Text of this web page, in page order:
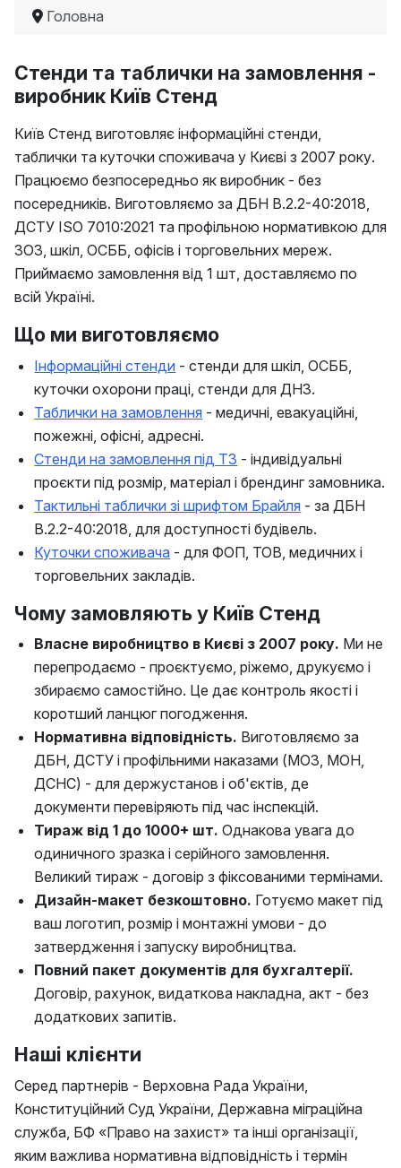
Головна
Стенди та таблички на замовлення -
виробник Київ Стенд
Київ Стенд виготовляє інформаційні стенди,
таблички та куточки споживача у Києві з 2007 року.
Працюємо безпосередньо як виробник - без
посередників. Виготовляємо за ДБН В.2.2-40:2018,
ДСТУ ISO 7010:2021 та профільною нормативкою для
ЗОЗ, шкіл, ОСББ, офісів і торговельних мереж.
Приймаємо замовлення від 1 шт, доставляємо по
всій Україні.
Що ми виготовляємо
Інформаційні стенди - стенди для шкіл, ОСББ,
куточки охорони праці, стенди для ДНЗ.
Таблички на замовлення - медичні, евакуаційні,
пожежні, офісні, адресні.
Стенди на замовлення під ТЗ - індивідуальні
проєкти під розмір, матеріал і брендинг замовника.
Тактильні таблички зі шрифтом Брайля - за ДБН
В.2.2-40:2018, для доступності будівель.
Куточки споживача - для ФОП, ТОВ, медичних і
торговельних закладів.
Чому замовляють у Київ Стенд
Власне виробництво в Києві з 2007 року. Ми не
перепродаємо - проєктуємо, ріжемо, друкуємо і
збираємо самостійно. Це дає контроль якості і
коротший ланцюг погодження.
Нормативна відповідність. Виготовляємо за
ДБН, ДСТУ і профільними наказами (МОЗ, МОН,
ДСНС) - для держустанов і об'єктів, де
документи перевіряють під час інспекцій.
Тираж від 1 до 1000+ шт. Однакова увага до
одиничного зразка і серійного замовлення.
Великий тираж - договір з фіксованими термінами.
Дизайн-макет безкоштовно. Готуємо макет під
ваш логотип, розмір і монтажні умови - до
затвердження і запуску виробництва.
Повний пакет документів для бухгалтерії.
Договір, рахунок, видаткова накладна, акт - без
додаткових запитів.
Наші клієнти
Серед партнерів - Верховна Рада України,
Конституційний Суд України, Державна міграційна
служба, БФ «Право на захист» та інші організації,
яким важлива нормативна відповідність і термін